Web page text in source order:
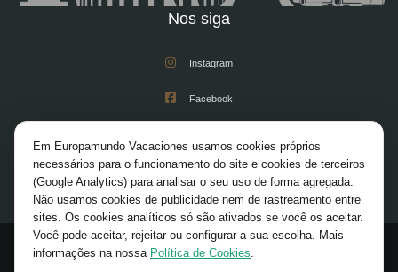
Nos siga
Instagram
Facebook
X/Twitter
Pinterest
© 2026 Europamundo. All rights reserved.
Em Europamundo Vacaciones usamos cookies próprios
necessários para o funcionamento do site e cookies de terceiros
(Google Analytics) para analisar o seu uso de forma agregada.
Não usamos cookies de publicidade nem de rastreamento entre
sites. Os cookies analíticos só são ativados se você os aceitar.
Você pode aceitar, rejeitar ou configurar a sua escolha. Mais
informações na nossa Política de Cookies.